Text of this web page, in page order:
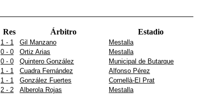
Res Árbitro Estadio
1 - 1 Gil Manzano Mestalla
0 - 0 Ortiz Arias Mestalla
0 - 0 Quintero González Municipal de Butarque
1 - 1 Cuadra Fernández Alfonso Pérez
1 - 1 González Fuertes Cornellà-El Prat
2 - 2 Alberola Rojas Mestalla